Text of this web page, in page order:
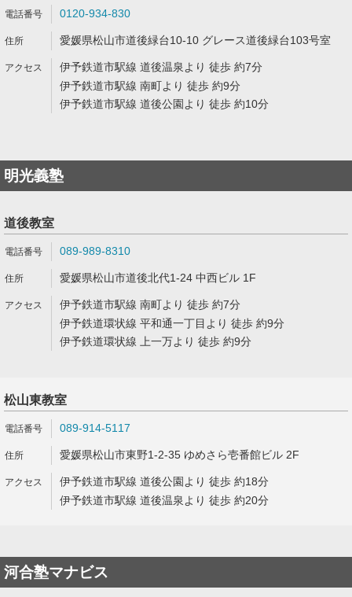
0120-934-830
愛媛県松山市道後緑台10-10 グレース道後緑台103号室
伊予鉄道市駅線 道後温泉より 徒歩 約7分
伊予鉄道市駅線 南町より 徒歩 約9分
伊予鉄道市駅線 道後公園より 徒歩 約10分
明光義塾
道後教室
089-989-8310
愛媛県松山市道後北代1-24 中西ビル 1F
伊予鉄道市駅線 南町より 徒歩 約7分
伊予鉄道環状線 平和通一丁目より 徒歩 約9分
伊予鉄道環状線 上一万より 徒歩 約9分
松山東教室
089-914-5117
愛媛県松山市東野1-2-35 ゆめさら壱番館ビル 2F
伊予鉄道市駅線 道後公園より 徒歩 約18分
伊予鉄道市駅線 道後温泉より 徒歩 約20分
河合塾マナビス